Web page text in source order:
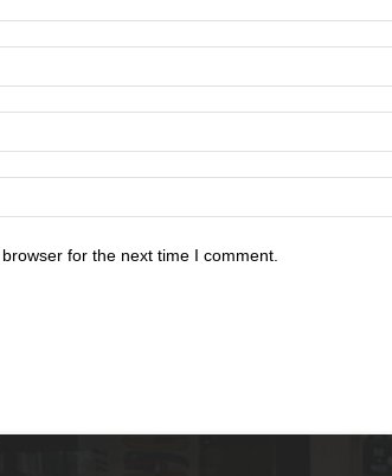
for the next time I comment.